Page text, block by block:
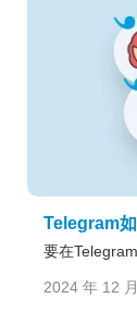
Telegram
要在
2024 年 12